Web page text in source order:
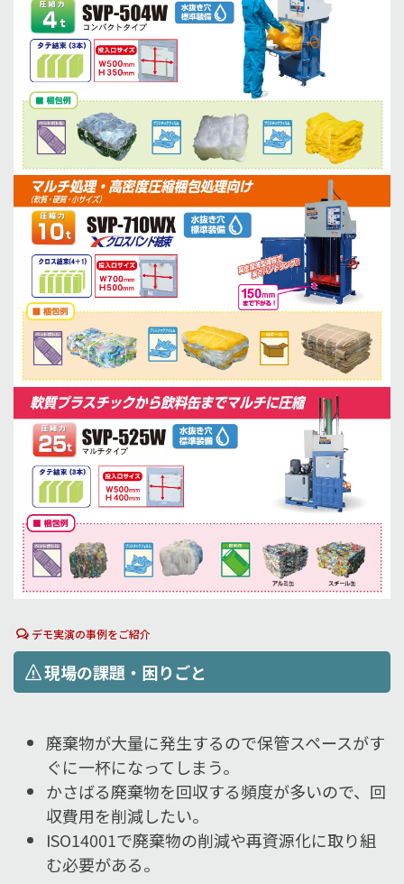
デモ実演の事例をご紹介
現場の課題・困りごと
廃棄物が大量に発生するので保管スペースがす
ぐに一杯になってしまう。
かさばる廃棄物を回収する頻度が多いので、回
収費用を削減したい。
ISO14001で廃棄物の削減や再資源化に取り組
む必要がある。